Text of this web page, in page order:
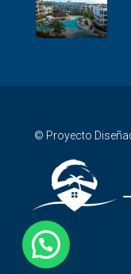
© Proyecto